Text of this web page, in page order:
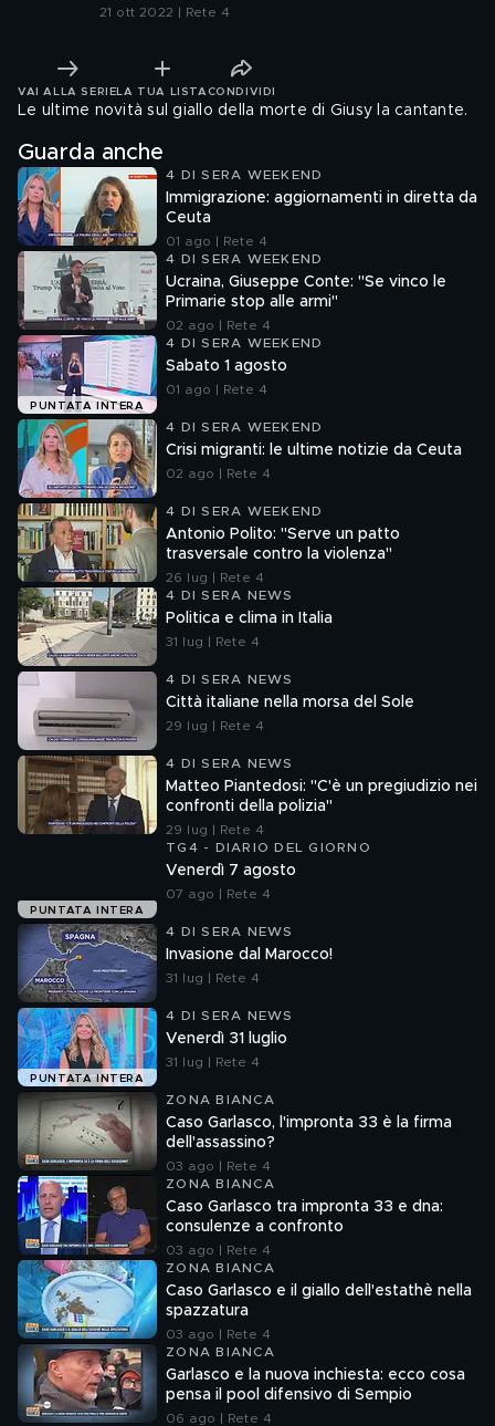
21 ott 2022 | Rete 4
VAI ALLA SERIE LA TUA LISTA CONDIVIDI
Le ultime novità sul giallo della morte di Giusy la cantante.
Guarda anche
4 DI SERA WEEKEND
Immigrazione: aggiornamenti in diretta da
Ceuta
01 ago | Rete 4
4 DI SERA WEEKEND
Ucraina, Giuseppe Conte: "Se vinco le
Primarie stop alle armi"
02 ago | Rete 4
PUNTATA INTERA
4 DI SERA WEEKEND
Sabato 1 agosto
01 ago | Rete 4
4 DI SERA WEEKEND
Crisi migranti: le ultime notizie da Ceuta
02 ago | Rete 4
4 DI SERA WEEKEND
Antonio Polito: "Serve un patto
trasversale contro la violenza"
26 lug | Rete 4
4 DI SERA NEWS
Politica e clima in Italia
31 lug | Rete 4
4 DI SERA NEWS
Città italiane nella morsa del Sole
29 lug | Rete 4
4 DI SERA NEWS
Matteo Piantedosi: "C'è un pregiudizio nei
confronti della polizia"
29 lug | Rete 4
PUNTATA INTERA
TG4 - DIARIO DEL GIORNO
Venerdì 7 agosto
07 ago | Rete 4
4 DI SERA NEWS
Invasione dal Marocco!
31 lug | Rete 4
PUNTATA INTERA
4 DI SERA NEWS
Venerdì 31 luglio
31 lug | Rete 4
ZONA BIANCA
Caso Garlasco, l'impronta 33 è la firma
dell'assassino?
03 ago | Rete 4
ZONA BIANCA
Caso Garlasco tra impronta 33 e dna:
consulenze a confronto
03 ago | Rete 4
ZONA BIANCA
Caso Garlasco e il giallo dell'estathè nella
spazzatura
03 ago | Rete 4
ZONA BIANCA
Garlasco e la nuova inchiesta: ecco cosa
pensa il pool difensivo di Sempio
06 ago | Rete 4